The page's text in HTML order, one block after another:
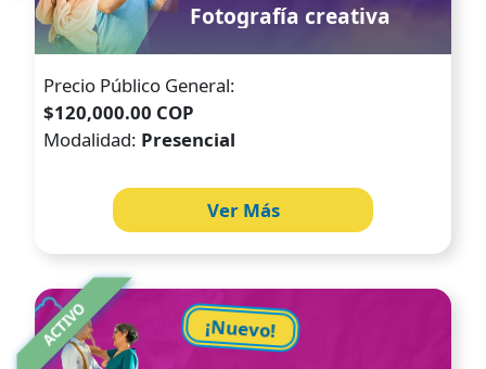
Fotografía creativa
Precio Público General:
$120,000.00 COP
Modalidad: Presencial
Ver Más
ACTIVO ¡Nuevo!
Image